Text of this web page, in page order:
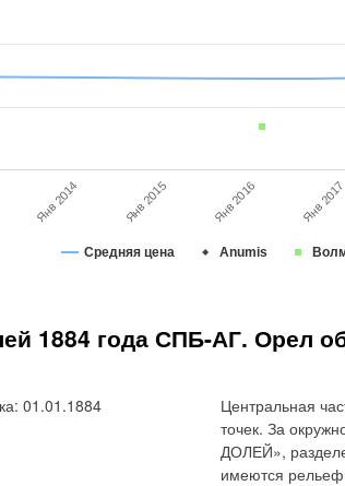
Средняя цена Anumis
Янв 2014 Янв 2015 Янв 2016 Янв 2017
1884 года СПБ-АГ. Орел
01.01.1884
Центральная
точек. За
ДОЛЕЙ»,
имеются